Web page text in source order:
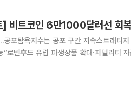
포탐욕지수는 공포 구간 지속스트래티
빈후드 유럽 파생상품 확대·피델리티 자
래됐다. 24시간